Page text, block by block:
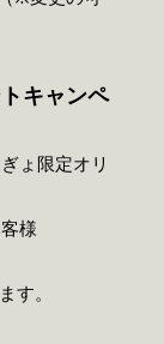
キャンペ
ょ限定オリ
様
す。